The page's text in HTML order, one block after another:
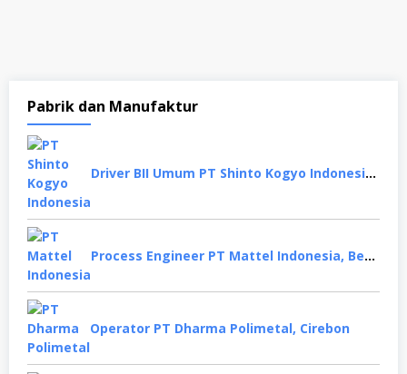
Pabrik dan Manufaktur
Driver BII Umum PT Shinto Kogyo Indonesia, Karawang
Process Engineer PT Mattel Indonesia, Bekasi
Operator PT Dharma Polimetal, Cirebon